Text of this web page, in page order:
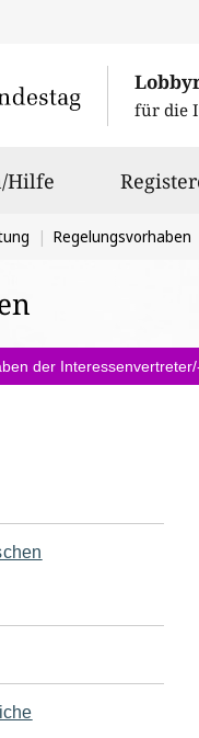
für die
Hilfe
Regelungsvorhaben
der